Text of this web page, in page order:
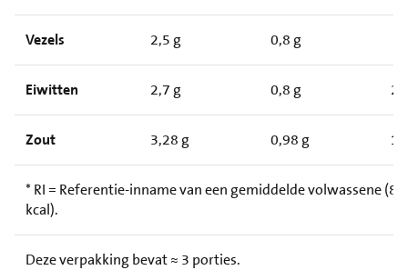
Vezels 2,5 g 0,8 g
Eiwitten 2,7 g 0,8 g
Zout 3,28 g 0,98 g
* RI = Referentie-inname van een gemiddelde volwassene
kcal).
Deze verpakking bevat ≈ 3 porties.